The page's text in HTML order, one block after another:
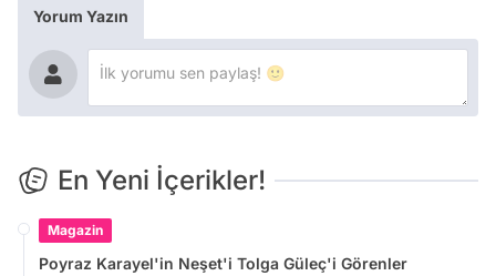
Yorum Yazın
En Yeni İçerikler!
Magazin
Poyraz Karayel'in Neşet'i Tolga Güleç'i Görenler